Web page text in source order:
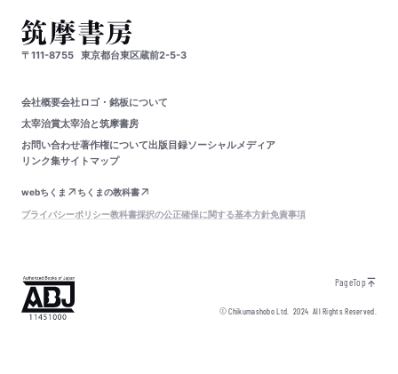
〒111-8755 東京都台東区蔵前2-5-3
会社概要会社ロゴ・銘板について
太宰治賞太宰治と筑摩書房
お問い合わせ著作権について出版目録ソーシャルメディア
リンク集サイトマップ
webちくま
ちくまの教科書
プライバシーポリシー教科書採択の公正確保に関する基本方針免責事項
PageTop
© Chikumashobo Ltd.2024 All Rights Reserved.